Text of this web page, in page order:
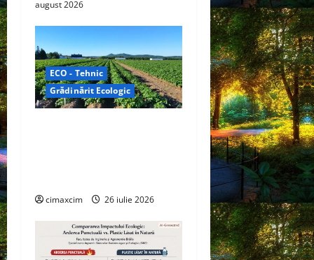
august 2026
ECO - Tehnic
Grădinărit Ecologic
cimaxcim 26 iulie 2026